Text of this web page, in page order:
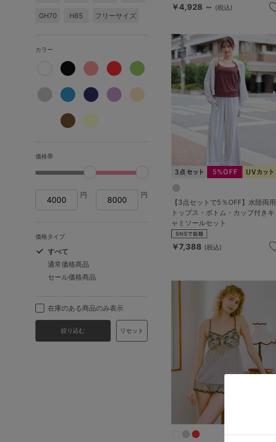
LL
M-AB M-CD M-EF
GH70 H85 フリーサイズ
カラー
価格帯
円 円
価格タイプ
すべて
通常価格商品
セール価格商品
在庫のある商品のみ表示
絞り込む リセット
￥4,928 ～ (税込)
【3点セットで5％OFF】水陸両用
トップス・ボトム・カップ付きキ
ャミソールセット
￥7,388 (税込)